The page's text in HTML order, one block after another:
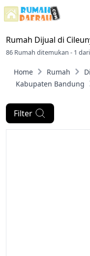
Rumah Dijual di
86 Rumah ditemukan - 1
Home Rumah
Kabupaten Bandung
Filter